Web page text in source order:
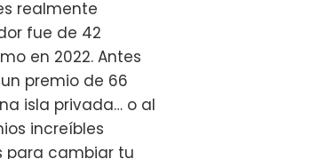
realmente
fue de 42
en 2022. Antes
premio de 66
isla privada… o al
increíbles
para cambiar tu